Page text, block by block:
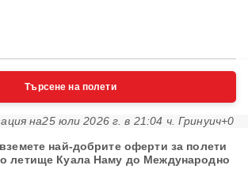
Търсене на полети
на25 юли 2026 г. в 21:04 ч. Гринуич+0
най-добрите оферти за полети
летище Куала Наму до Международно